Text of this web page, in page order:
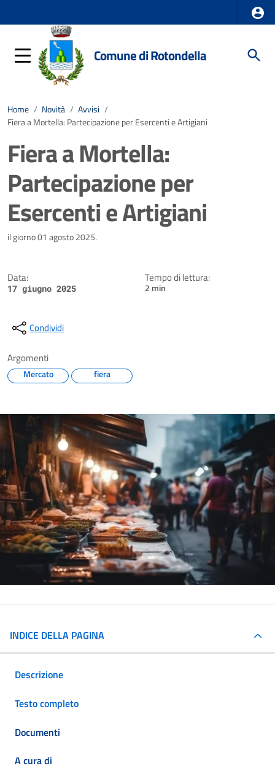
Comune di Rotondella
Home / Novità / Avvisi /
Fiera a Mortella: Partecipazione per Esercenti e Artigiani
Fiera a Mortella:
Partecipazione per
Esercenti e Artigiani
Dettagli della notizia
il giorno 01 agosto 2025.
Data:
17 giugno 2025
Tempo di lettura:
2 min
Condividi
Argomenti
Mercato fiera
INDICE DELLA PAGINA
Descrizione
Testo completo
Documenti
A cura di